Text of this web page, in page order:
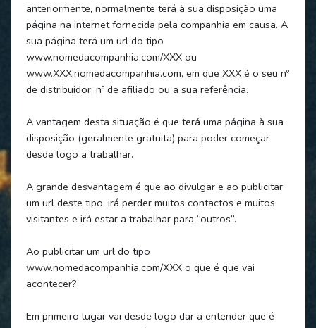
anteriormente, normalmente terá à sua disposição uma
página na internet fornecida pela companhia em causa. A
sua página terá um url do tipo
www.nomedacompanhia.com/XXX ou
www.XXX.nomedacompanhia.com, em que XXX é o seu nº
de distribuidor, nº de afiliado ou a sua referência.
A vantagem desta situação é que terá uma página à sua
disposição (geralmente gratuita) para poder começar
desde logo a trabalhar.
A grande desvantagem é que ao divulgar e ao publicitar
um url deste tipo, irá perder muitos contactos e muitos
visitantes e irá estar a trabalhar para “outros”.
Ao publicitar um url do tipo
www.nomedacompanhia.com/XXX o que é que vai
acontecer?
Em primeiro lugar vai desde logo dar a entender que é